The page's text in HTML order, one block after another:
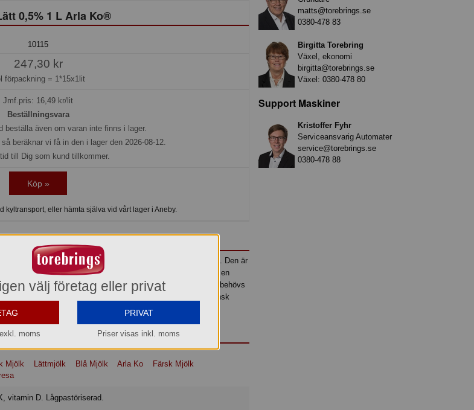
0,5% 1 L Arla Ko®
10115
247,30 kr
förpackning = 1*15x1lit
Jmf.pris: 16,49 kr/lit
Beställningsvara
beställa även om varan inte finns i lager.
beräknar vi få in den i lager den 2026-08-12.
till Dig som kund tillkommer.
Köp »
kyltransport, eller hämta själva vid vårt lager i Aneby.
Mjölken har en svagt söt, gräddig smak och njuts bäst kall. Den är
träning och rekommenderas av näringsexperter. Mjölk är en
B12. Protein bidrar till muskeluppbyggnad och kalcium behövs
Arla Ko garanterar att produkten är gjord på 100 procent svensk
Mjölk Lättmjölk Blå Mjölk Arla Ko
Färsk Mjölk
vitamin D. Lågpastöriserad.
matts@torebrings.se
0380-478 83
Birgitta Torebring
Växel, ekonomi
birgitta@torebrings.se
Växel: 0380-478 80
Support Maskiner
Kristoffer Fyhr
Serviceansvarig Automater
service@torebrings.se
0380-478 88
välj företag eller privat
moms
PRIVAT
Priser visas inkl. moms